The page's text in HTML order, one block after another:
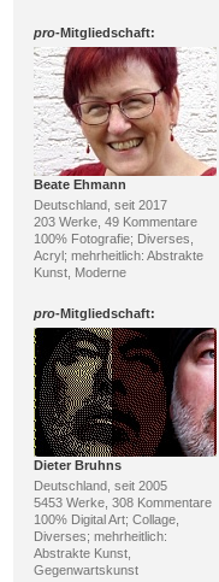
pro-Mitgliedschaft:
Beate Ehmann
Deutschland, seit 2017
203 Werke, 49 Kommentare
100% Fotografie; Diverses,
Acryl; mehrheitlich: Abstrakte
Kunst, Moderne
pro-Mitgliedschaft:
Dieter Bruhns
Deutschland, seit 2005
5453 Werke, 308 Kommentare
100% Digital Art; Collage,
Diverses; mehrheitlich:
Abstrakte Kunst,
Gegenwartskunst